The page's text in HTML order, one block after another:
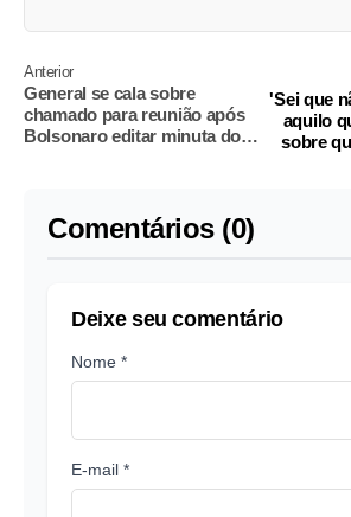
Anterior
General se cala sobre
chamado para reunião após
Bolsonaro editar minuta do
'Sei que
aquilo
sobre
Comentários (0)
Deixe seu comentário
Nome *
E-mail *